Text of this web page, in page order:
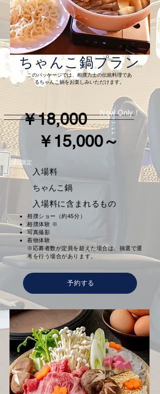
￥18,000
15,000～
期間限定
入場料
ちゃんこ鍋
入場料に含まれるもの
相撲ショー（約45分）
相撲体験 ※
写真撮影
着物体験
※応募者数が定員を超えた場合は、抽選で選
考を行う場合があります。
予約する
ちゃんこ鍋プラン
このパッケージでは、相撲力士の伝統料理であ
るちゃんこ鍋をお楽しみいただけます。
Ｎow Only！